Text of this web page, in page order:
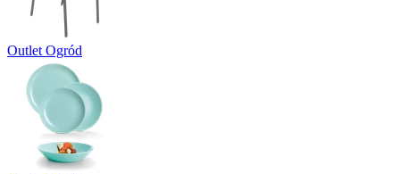
Outlet Ogród